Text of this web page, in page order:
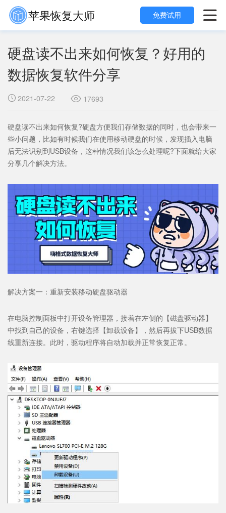
苹果恢复大师 
免费试用
硬盘读不出来如何恢复？好用的
数据恢复软件分享
 2021-07-22  17693
硬盘读不出来如何恢复?硬盘方便我们存储数据的同时，也会带来一
些小问题，比如有时候我们在使用移动硬盘的时候，发现插入电脑
后无法识别到USB设备，这种情况我们该怎么处理呢?下面就给大家
分享几个解决方法。
解决方案一：重新安装移动硬盘驱动器
在电脑控制面板中打开设备管理器，接着在左侧的【磁盘驱动器】
中找到自己的设备，右键选择【卸载设备】，然后再拔下USB数据
线重新连接。此时，驱动程序将自动加载并正常恢复正常。